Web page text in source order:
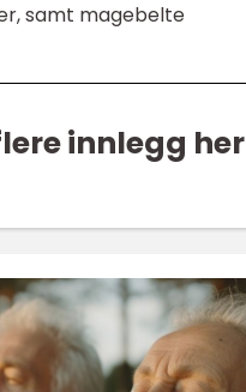
samt magebelte
innlegg her